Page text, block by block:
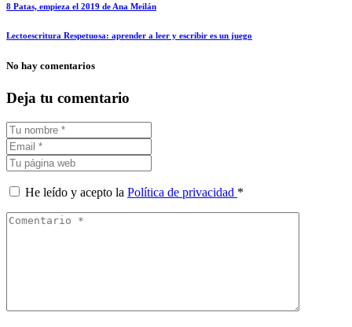
8 Patas, empieza el 2019 de Ana Meilán
Lectoescritura Respetuosa: aprender a leer y escribir es un juego
No hay comentarios
Deja tu comentario
He leído y acepto la Política de privacidad *